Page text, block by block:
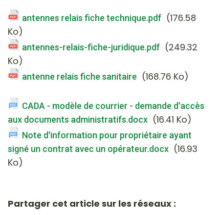
antennes relais fiche technique.pdf (176.58
Ko)
antennes-relais-fiche-juridique.pdf (249.32
Ko)
antenne relais fiche sanitaire
(168.76 Ko)
CADA - modèle de courrier - demande d'accès
aux documents administratifs.docx (16.41 Ko)
Note d'information pour propriétaire ayant
signé un contrat avec un opérateur.docx (16.93
Ko)
Partager cet article sur les réseaux :